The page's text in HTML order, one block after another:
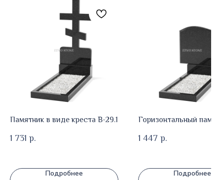
Памятник в виде креста В-29.1
1 731 р.
Подробнее
Горизонтальный
1 447 р.
Подробнее